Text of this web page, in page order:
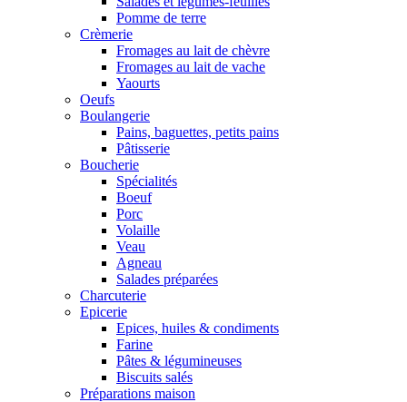
Pomme de terre
Crèmerie
Fromages au lait de chèvre
Fromages au lait de vache
Yaourts
Oeufs
Boulangerie
Pains, baguettes, petits pains
Pâtisserie
Boucherie
Spécialités
Boeuf
Porc
Volaille
Veau
Agneau
Salades préparées
Charcuterie
Epicerie
Epices, huiles & condiments
Farine
Pâtes & légumineuses
Biscuits salés
Préparations maison